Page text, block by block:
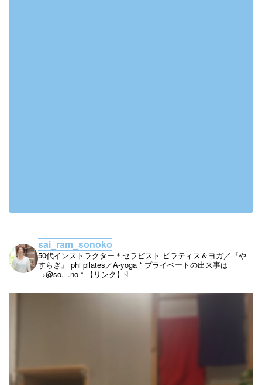
sai_ram_sonoko
50代インストラクター＊セラピスト ピラティス＆ヨガ／『や
すらぎ』
phi pilates／A-yoga * プライベートの出来事は
→@so._.no * 【リンク】☟